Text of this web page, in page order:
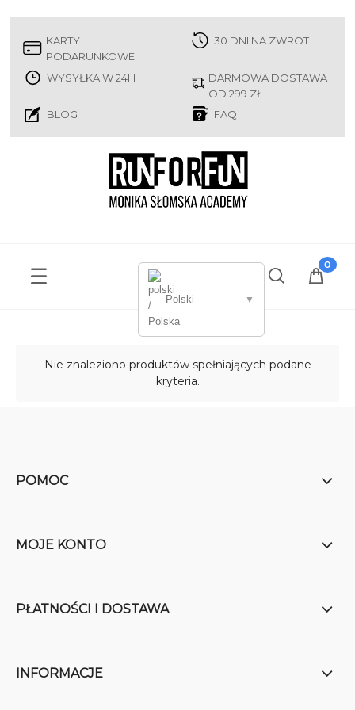
KARTY
PODARUNKOWE
30 DNI NA ZWROT
WYSYŁKA W 24H
DARMOWA DOSTAWA
OD 299 ZŁ
BLOG
FAQ
Polski ▼
Nie znaleziono produktów spełniających podane
kryteria.
POMOC
MOJE KONTO
PŁATNOŚCI I DOSTAWA
INFORMACJE